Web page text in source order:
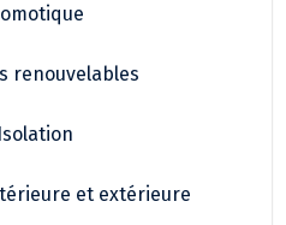
renouvelables
Isolation
et extérieure